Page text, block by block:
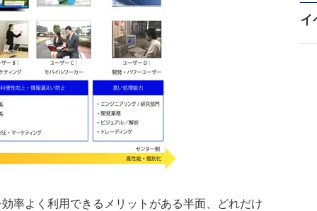
よく利用できるメリットがある半面、どれだけ
イ